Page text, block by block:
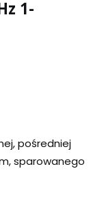
1-
pośredniej
sparowanego